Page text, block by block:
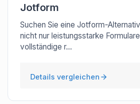
Jotform
Suchen Sie eine Jotform-
nicht nur leistungsstarke
vollständige r...
Details vergleichen